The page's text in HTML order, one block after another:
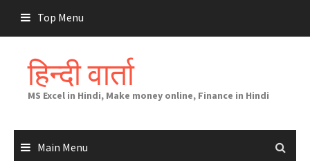
content
Top Menu
हिन्दी वार्ता
MS Excel in Hindi, Make money online, Finance in Hindi
Main Menu